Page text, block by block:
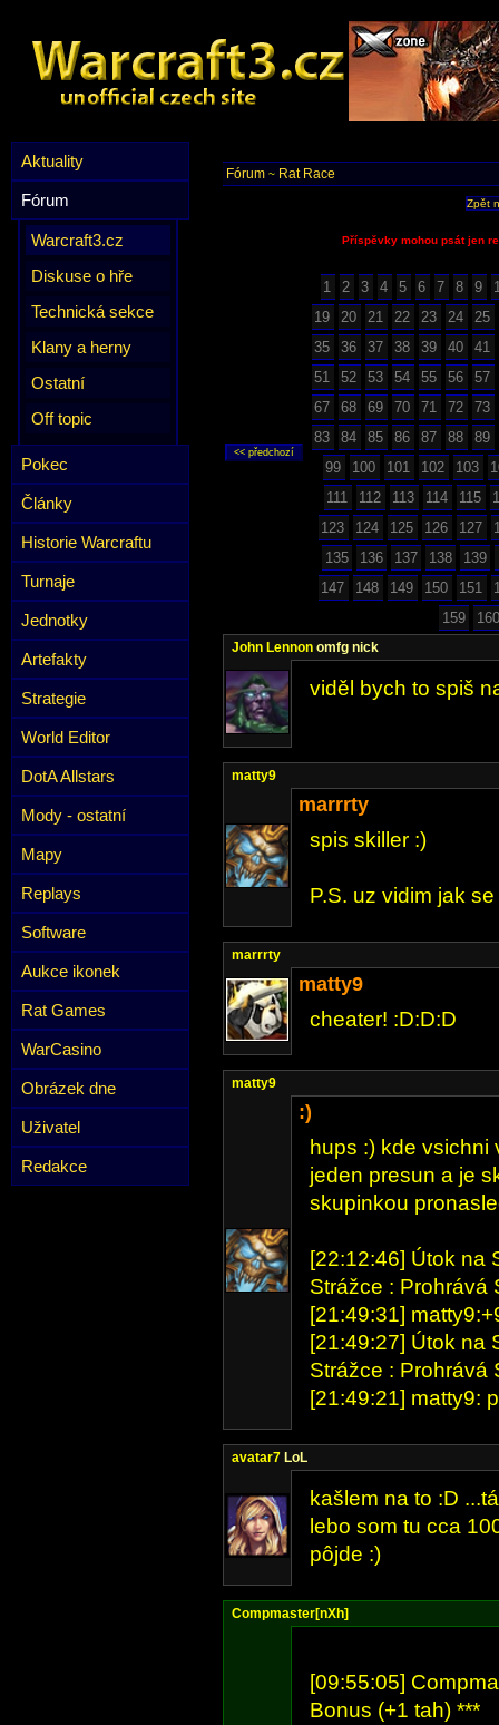
Aktuality
Fórum
Warcraft3.cz
Diskuse o hře
Technická sekce
Klany a herny
Ostatní
Off topic
Pokec
Články
Historie Warcraftu
Turnaje
Jednotky
Artefakty
Strategie
World Editor
DotA Allstars
Mody - ostatní
Mapy
Replays
Software
Aukce ikonek
Rat Games
WarCasino
Obrázek dne
Uživatel
Redakce
Fórum ~ Rat Race
Zpět
Příspěvky mohou psát jen
1 2 3 4 5 6 7 8 9
19
20 21 22 23 24
25
35
36 37 38 39 40
41
51
52 53 54 55 56
57
67
68 69 70 71 72
73
83
84 85 86 87 88
89
99
100 101 102 103
111
112 113 114 115
123
124 125 126 127
135
136 137 138 139
147
148 149 150 151
159
160
John Lennon omfg nick
viděl bych to spiš
matty9
marrrty
spis skiller :)
P.S. uz vidim jak
marrrty
matty9
cheater! :D:D:D
matty9
:)
hups :) kde vsichni
jeden presun a je
skupinkou
[22:12:46] Útok na
Strážce : Prohrává
[21:49:31]
[21:49:27] Útok na
Strážce : Prohrává
[21:49:21] matty9:
avatar7 LoL
kašlem na to :D
lebo som tu cca
pôjde :)
Compmaster[nXh]
[09:55:05]
Bonus (+1 tah) ***